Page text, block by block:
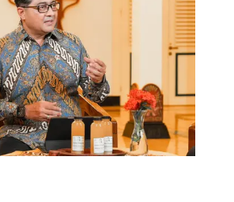
Riefky Harsya menjadi
Jejamuan: Jelajah Jamu
1 bertema Peradaban di Kepatihan
Sabtu (13/6/2026). (dok. Biro
Kemenekraf)